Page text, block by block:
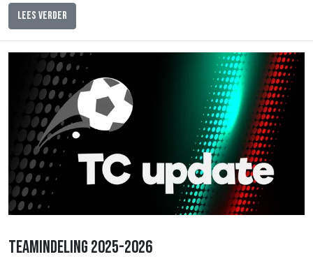
Lees verder
Teamindeling 2025-2026